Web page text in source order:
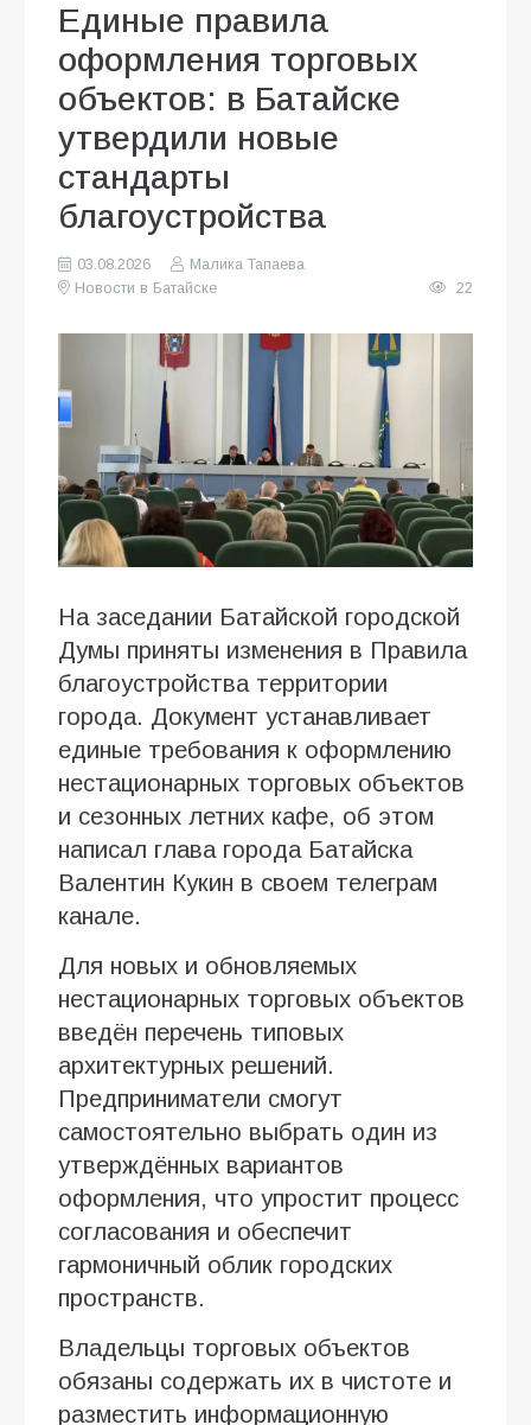
Единые правила
оформления торговых
объектов: в Батайске
утвердили новые
стандарты
благоустройства
03.08.2026
Малика Тапаева
Новости в Батайске
22
На заседании Батайской городской
Думы приняты изменения в Правила
благоустройства территории
города. Документ устанавливает
единые требования к оформлению
нестационарных торговых объектов
и сезонных летних кафе, об этом
написал глава города Батайска
Валентин Кукин в своем телеграм
канале.
Для новых и обновляемых
нестационарных торговых объектов
введён перечень типовых
архитектурных решений.
Предприниматели смогут
самостоятельно выбрать один из
утверждённых вариантов
оформления, что упростит процесс
согласования и обеспечит
гармоничный облик городских
пространств.
Владельцы торговых объектов
обязаны содержать их в чистоте и
разместить информационную